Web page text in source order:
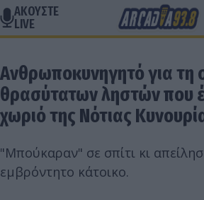
ΑΚΟΥΣΤΕ
LIVE
Ανθρωποκυνηγητό για τη
θρασύτατων ληστών που
χωριό της Νότιας
"Μπούκαραν" σε σπίτι κι
εμβρόντητο κάτοικο.